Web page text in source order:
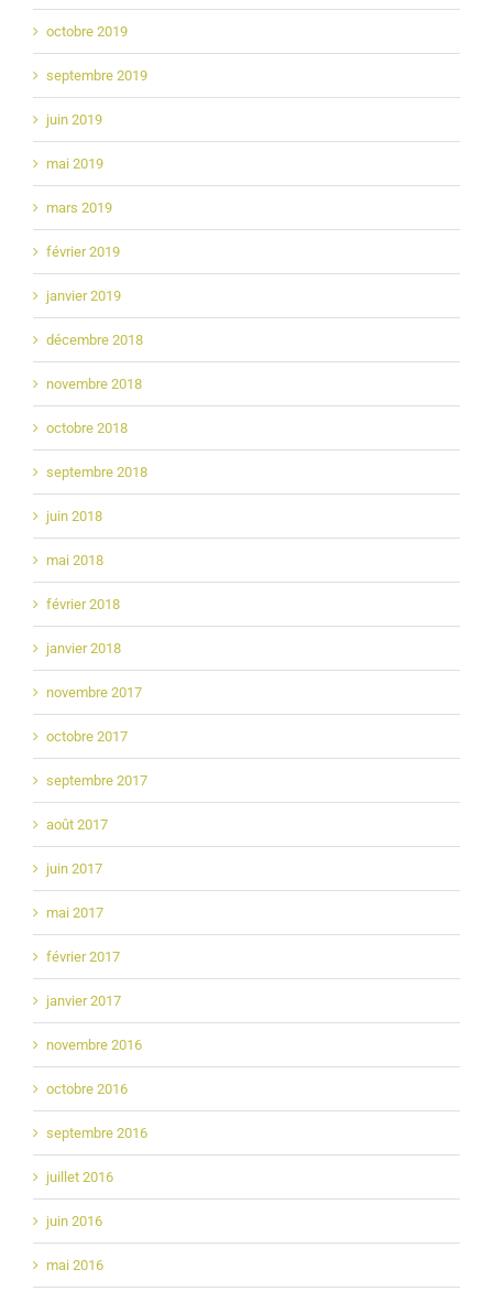
octobre 2019
septembre 2019
juin 2019
mai 2019
mars 2019
février 2019
janvier 2019
décembre 2018
novembre 2018
octobre 2018
septembre 2018
juin 2018
mai 2018
février 2018
janvier 2018
novembre 2017
octobre 2017
septembre 2017
août 2017
juin 2017
mai 2017
février 2017
janvier 2017
novembre 2016
octobre 2016
septembre 2016
juillet 2016
juin 2016
mai 2016